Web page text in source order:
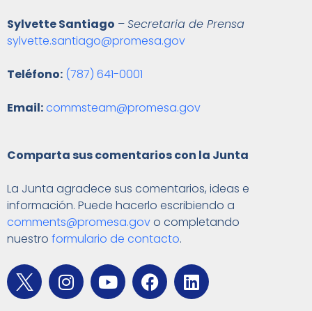
Sylvette Santiago –Secretaria de Prensa
sylvette.santiago@promesa.gov
Teléfono: (787) 641-0001
Email:commsteam@promesa.gov
Comparta sus comentarios con la Junta
La Junta agradece sus comentarios, ideas e
información. Puede hacerlo escribiendo a
comments@promesa.govo completando
nuestro formulario de contacto.